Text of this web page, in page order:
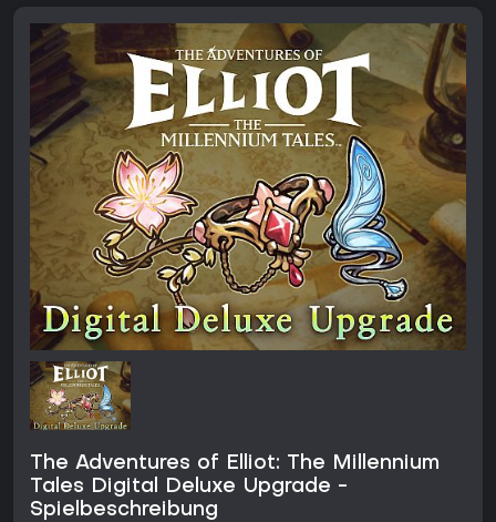
The Adventures of Elliot: The Millennium
Tales Digital Deluxe Upgrade -
Spielbeschreibung